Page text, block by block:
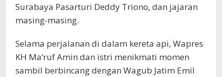
Surabaya Pasarturi Deddy Triono, dan jajaran
masing-masing.
Selama perjalanan di dalam kereta api, Wapres
KH Ma’ruf Amin dan istri menikmati momen
sambil berbincang dengan Wagub Jatim Emil